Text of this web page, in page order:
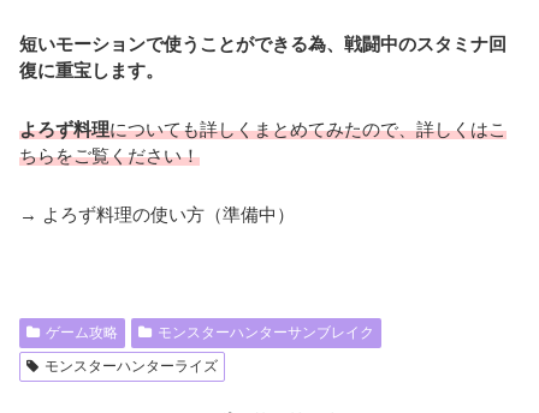
短いモーションで使うことができる為、戦闘中のスタミナ回
復に重宝します。
よろず料理についても詳しくまとめてみたので、詳しくはこ
ちらをご覧ください！
→ よろず料理の使い方（準備中）
ゲーム攻略
モンスターハンターサンブレイク
モンスターハンターライズ